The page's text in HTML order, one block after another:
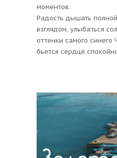
моментов.
Радость дышать
взглядом, улыбаться
оттенки самого синего
бьется сердце